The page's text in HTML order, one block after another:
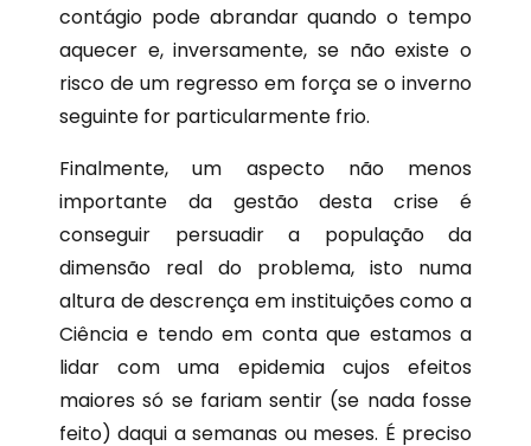
contágio pode abrandar quando o tempo
aquecer e, inversamente, se não existe o
risco de um regresso em força se o inverno
seguinte for particularmente frio.
Finalmente, um aspecto não menos
importante da gestão desta crise é
conseguir persuadir a população da
dimensão real do problema, isto numa
altura de descrença em instituições como a
Ciência e tendo em conta que estamos a
lidar com uma epidemia cujos efeitos
maiores só se fariam sentir (se nada fosse
feito) daqui a semanas ou meses. É preciso